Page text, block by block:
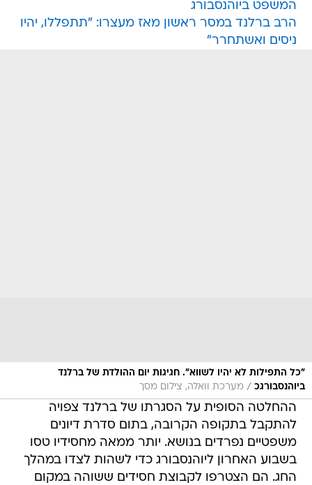
המשפט ביוהנסבורג
הרב ברלנד במסר ראשון מאז מעצרו: "תתפללו, יהיו
ניסים ואשתחרר"
"כל התפילות לא יהיו לשווא". חגיגות יום ההולדת של ברלנד
ביוהנסבורגכ / מערכת וואלה, צילום מסך
ההחלטה הסופית על הסגרתו של ברלנד צפויה
להתקבל בתקופה הקרובה, בתום סדרת דיונים
משפטיים נפרדים בנושא. יותר ממאה מחסידיו טסו
בשבוע האחרון ליוהנסבורג כדי לשהות לצדו במהלך
החג. הם הצטרפו לקבוצת חסידים ששוהה במקום